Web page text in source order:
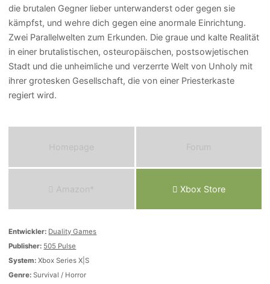
die brutalen Gegner lieber unterwanderst oder gegen sie
kämpfst, und wehre dich gegen eine anormale Einrichtung.
Zwei Parallelwelten zum Erkunden. Die graue und kalte Realität
in einer brutalistischen, osteuropäischen, postsowjetischen
Stadt und die unheimliche und verzerrte Welt von Unholy mit
ihrer grotesken Gesellschaft, die von einer Priesterkaste
regiert wird.
Homepage Forum
Amazon* Xbox Store
Entwickler: Duality Games
Publisher: 505 Pulse
System: Xbox Series X|S
Genre: Survival / Horror